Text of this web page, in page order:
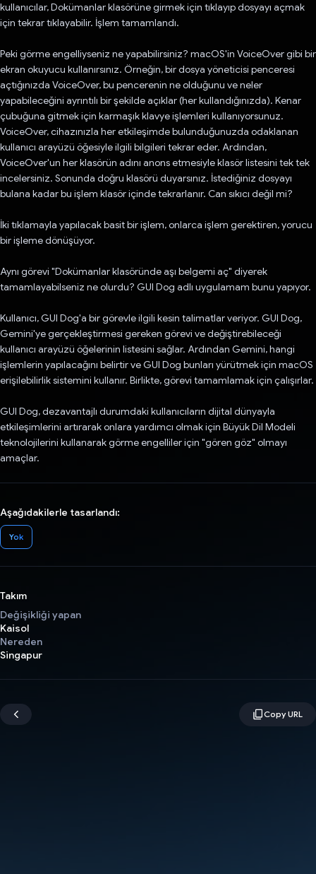
kullanıcılar, Dokümanlar klasörüne girmek için tıklayıp dosyayı açmak
için tekrar tıklayabilir. İşlem tamamlandı.
Peki görme engelliyseniz ne yapabilirsiniz? macOS'in VoiceOver gibi bir
ekran okuyucu kullanırsınız. Örneğin, bir dosya yöneticisi penceresi
açtığınızda VoiceOver, bu pencerenin ne olduğunu ve neler
yapabileceğini ayrıntılı bir şekilde açıklar (her kullandığınızda). Kenar
çubuğuna gitmek için karmaşık klavye işlemleri kullanıyorsunuz.
VoiceOver, cihazınızla her etkileşimde bulunduğunuzda odaklanan
kullanıcı arayüzü öğesiyle ilgili bilgileri tekrar eder. Ardından,
VoiceOver'un her klasörün adını anons etmesiyle klasör listesini tek tek
incelersiniz. Sonunda doğru klasörü duyarsınız. İstediğiniz dosyayı
bulana kadar bu işlem klasör içinde tekrarlanır. Can sıkıcı değil mi?
İki tıklamayla yapılacak basit bir işlem, onlarca işlem gerektiren, yorucu
bir işleme dönüşüyor.
Aynı görevi "Dokümanlar klasöründe aşı belgemi aç" diyerek
tamamlayabilseniz ne olurdu? GUI Dog adlı uygulamam bunu yapıyor.
Kullanıcı, GUI Dog'a bir görevle ilgili kesin talimatlar veriyor. GUI Dog,
Gemini'ye gerçekleştirmesi gereken görevi ve değiştirebileceği
kullanıcı arayüzü öğelerinin listesini sağlar. Ardından Gemini, hangi
işlemlerin yapılacağını belirtir ve GUI Dog bunları yürütmek için macOS
erişilebilirlik sistemini kullanır. Birlikte, görevi tamamlamak için çalışırlar.
GUI Dog, dezavantajlı durumdaki kullanıcıların dijital dünyayla
etkileşimlerini artırarak onlara yardımcı olmak için Büyük Dil Modeli
teknolojilerini kullanarak görme engelliler için "gören göz" olmayı
amaçlar.
Aşağıdakilerle tasarlandı:
Yok
Takım
Değişikliği yapan
Kaisol
Nereden
Singapur